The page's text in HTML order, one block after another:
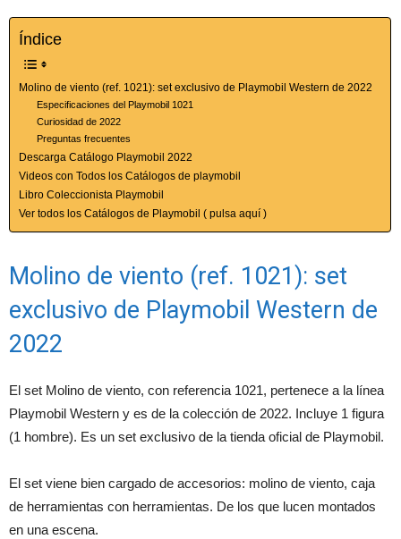
Índice
Molino de viento (ref. 1021): set exclusivo de Playmobil Western de 2022
Especificaciones del Playmobil 1021
Curiosidad de 2022
Preguntas frecuentes
Descarga Catálogo Playmobil 2022
Videos con Todos los Catálogos de playmobil
Libro Coleccionista Playmobil
Ver todos los Catálogos de Playmobil ( pulsa aquí )
Molino de viento (ref. 1021): set
exclusivo de Playmobil Western de
2022
El set Molino de viento, con referencia 1021, pertenece a la línea
Playmobil Western y es de la colección de 2022. Incluye 1 figura
(1 hombre). Es un set exclusivo de la tienda oficial de Playmobil.
El set viene bien cargado de accesorios: molino de viento, caja
de herramientas con herramientas. De los que lucen montados
en una escena.